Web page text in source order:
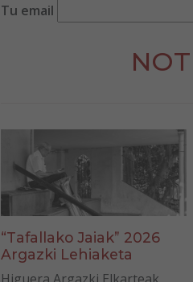
Tu email
“Tafallako Jaiak” 2026
Argazki Lehiaketa